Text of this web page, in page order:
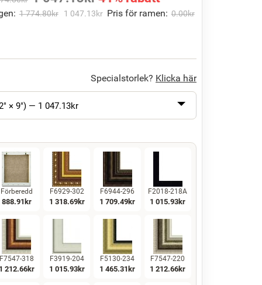
1 774.80kr 1 047.13kr Pris för ramen: 0.00kr
Specialstorlek? Klicka här
× 9") — 1 047.13kr
Förberedd
888.91 kr
F6929-302
1 318.69kr
F6944-296
1 709.49kr
F2018-218A
1 015.93kr
F7547-318
1 212.66kr
F3919-204
1 015.93kr
F5130-234
1 465.31 kr
F7547-220
1 212.66kr